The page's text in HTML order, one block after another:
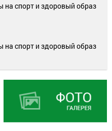
на спорт и здоровый образ
на спорт и здоровый образ